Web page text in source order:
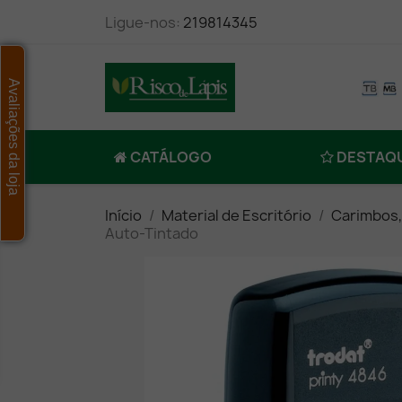
Ligue-nos: 219814345
CATÁLOGO
Início Material de Escritório
Auto-Tintado
Avaliações da loja